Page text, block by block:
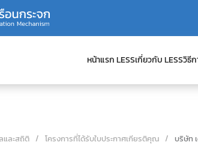
หน้าแรก LESSเกี่ยวกับ LESSวิธี
และสถิติ โครงการที่ได้รับใบประกาศเกียรติคุณ บริษัท